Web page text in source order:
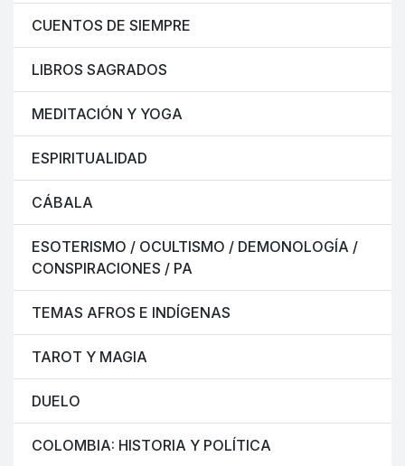
CUENTOS DE SIEMPRE
LIBROS SAGRADOS
MEDITACIÓN Y YOGA
ESPIRITUALIDAD
CÁBALA
ESOTERISMO / OCULTISMO / DEMONOLOGÍA /
CONSPIRACIONES / PA
TEMAS AFROS E INDÍGENAS
TAROT Y MAGIA
DUELO
COLOMBIA: HISTORIA Y POLÍTICA